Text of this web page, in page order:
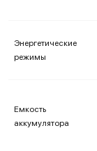
Энергетические
режимы
Емкость
аккумулятора